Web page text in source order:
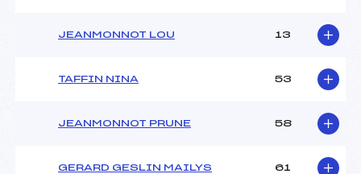
JEANMONNOT LOU 13
TAFFIN NINA 53
JEANMONNOT PRUNE 58
GERARD GESLIN MAILYS 61